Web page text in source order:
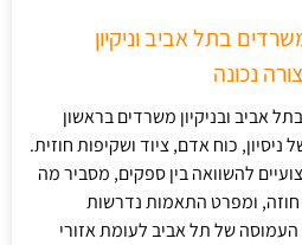
בתל אביב וניקיון
נכונה
אביב ובניקיון משרדים בראשון
ניסיון, כוח אדם, ציוד ושקיפות חוזית.
להשוואה בין ספקים, מסביר מה
ומפרט התאמות נדרשות
של תל אביב לעומת אזורי